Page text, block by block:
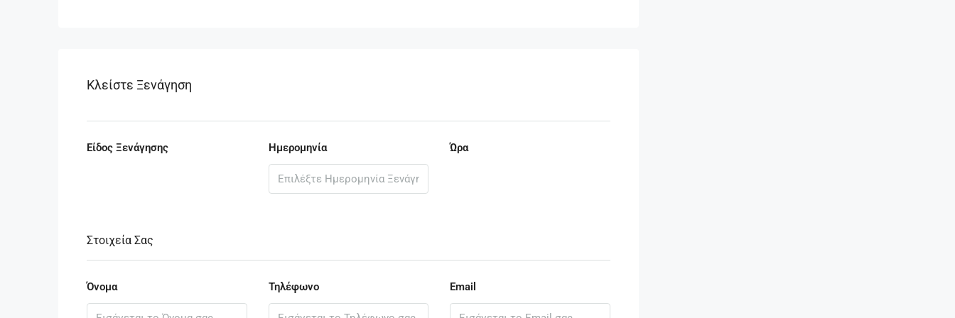
Κλείστε Ξενάγηση
Είδος Ξενάγησης Ημερομηνία Ώρα
Στοιχεία Σας
Όνομα Τηλέφωνο Email